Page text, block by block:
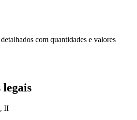
com quantidades e valores
II